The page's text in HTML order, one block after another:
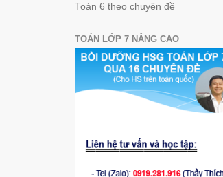
Toán 6 theo chuyên đề
TOÁN LỚP 7 NÂNG CAO